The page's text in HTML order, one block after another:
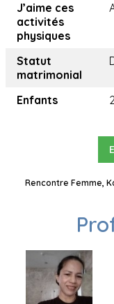
J’aime ces
activités
physiques
Statut
matrimonial
Enfants
Rencontre Femme,